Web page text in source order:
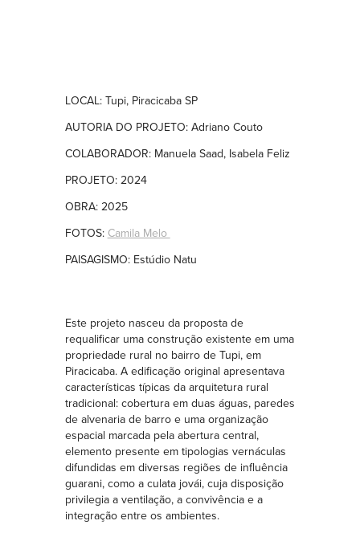
LOCAL: Tupi, Piracicaba SP
AUTORIA DO PROJETO: Adriano Couto
COLABORADOR: Manuela Saad, Isabela Feliz
PROJETO: 2024
OBRA: 2025
FOTOS: Camila Melo
PAISAGISMO: Estúdio Natu
Este projeto nasceu da proposta de
requalificar uma construção existente em uma
propriedade rural no bairro de Tupi, em
Piracicaba. A edificação original apresentava
características típicas da arquitetura rural
tradicional: cobertura em duas águas, paredes
de alvenaria de barro e uma organização
espacial marcada pela abertura central,
elemento presente em tipologias vernáculas
difundidas em diversas regiões de influência
guarani, como a culata jovái, cuja disposição
privilegia a ventilação, a convivência e a
integração entre os ambientes.